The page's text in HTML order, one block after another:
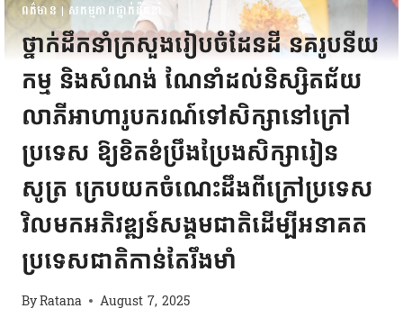
ពត៌មាន |សកម្មភាពថ្នាក់ដឹកនាំ
ថ្នាក់ដឹកនាំក្រសួងរៀបចំដែនដី នគរូបនីយ
កម្ម និងសំណង់ ណែនាំដល់និស្សិតជ័យ
លាភីអាហារូបករណ៍ទៅសិក្សានៅក្រៅ
ប្រទេស ឱ្យខិតខំប្រឹងប្រែងសិក្សារៀន
សូត្រ ក្រេបយកចំណេះដឹងពីក្រៅប្រទេស
វិលមកអភិវឌ្ឍន៍សង្គមជាតិដើម្បីអនាគត
ប្រទេសជាតិកាន់តែរឹងមាំ
ByRatana August 7, 2025